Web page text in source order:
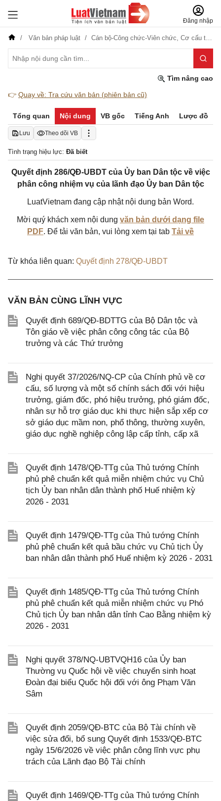
Đăng nhập
Văn bản pháp luật Cán bộ-Công chức-Viên chức, Cơ cấu tổ chức
Tìm nâng cao
👉 Quay về: Tra cứu văn bản (phiên bản cũ)
Tổng quan Nội dung VB gốc Tiếng Anh Lược đồ
Lưu Theo dõi VB
Tình trạng hiệu lực: Đã biết
Quyết định 286/QĐ-UBDT của Ủy ban Dân tộc về việc
phân công nhiệm vụ của lãnh đạo Ủy ban Dân tộc
LuatVietnam đang cập nhật nội dung bản Word.
Mời quý khách xem nội dung văn bản dưới dạng file
PDF. Để tải văn bản, vui lòng xem tại tab Tải về
Từ khóa liên quan: Quyết định 278/QĐ-UBDT
VĂN BẢN CÙNG LĨNH VỰC
Quyết định 689/QĐ-BDTTG của Bộ Dân tộc và
Tôn giáo về việc phân công công tác của Bộ
trưởng và các Thứ trưởng
Nghị quyết 37/2026/NQ-CP của Chính phủ về cơ
cấu, số lượng và một số chính sách đối với hiệu
trưởng, giám đốc, phó hiệu trưởng, phó giám đốc,
nhân sự hỗ trợ giáo dục khi thực hiện sắp xếp cơ
sở giáo dục mầm non, phổ thông, thường xuyên,
giáo dục nghề nghiệp công lập cấp tỉnh, cấp xã
Quyết định 1478/QĐ-TTg của Thủ tướng Chính
phủ phê chuẩn kết quả miễn nhiệm chức vụ Chủ
tịch Ủy ban nhân dân thành phố Huế nhiệm kỳ
2026 - 2031
Quyết định 1479/QĐ-TTg của Thủ tướng Chính
phủ phê chuẩn kết quả bầu chức vụ Chủ tịch Ủy
ban nhân dân thành phố Huế nhiệm kỳ 2026 - 2031
Quyết định 1485/QĐ-TTg của Thủ tướng Chính
phủ phê chuẩn kết quả miễn nhiệm chức vụ Phó
Chủ tịch Ủy ban nhân dân tỉnh Cao Bằng nhiệm kỳ
2026 - 2031
Nghị quyết 378/NQ-UBTVQH16 của Ủy ban
Thường vụ Quốc hội về việc chuyển sinh hoạt
Đoàn đại biểu Quốc hội đối với ông Phạm Văn
Sâm
Quyết định 2059/QĐ-BTC của Bộ Tài chính về
việc sửa đổi, bổ sung Quyết định 1533/QĐ-BTC
ngày 15/6/2026 về việc phân công lĩnh vực phụ
trách của Lãnh đạo Bộ Tài chính
Quyết định 1469/QĐ-TTg của Thủ tướng Chính